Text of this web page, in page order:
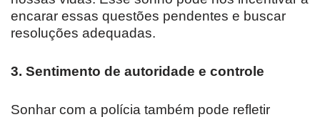
encarar essas questões pendentes e buscar
resoluções adequadas.
3. Sentimento de autoridade e controle
Sonhar com a polícia também pode refletir